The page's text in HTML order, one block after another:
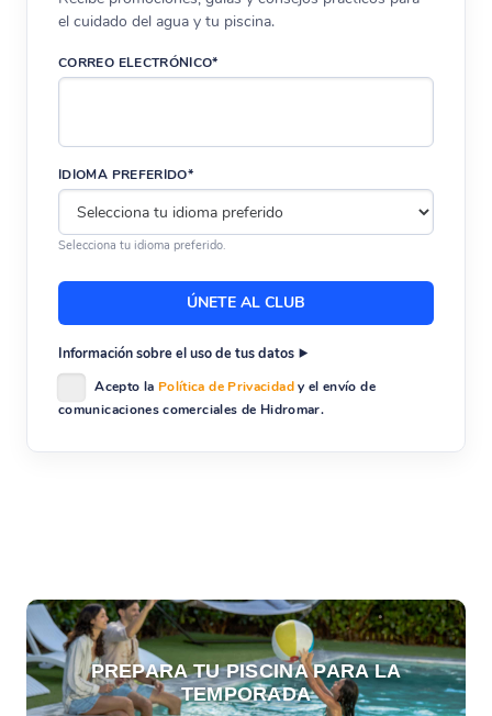
el cuidado del agua y tu piscina.
CORREO ELECTRÓNICO*
IDIOMA PREFERIDO*
Selecciona tu idioma preferido.
Información sobre el uso de tus datos
Acepto la Política de Privacidady el envío de
comunicaciones comerciales de Hidromar.
PREPARA TU PISCINA PARA LA
TEMPORADA